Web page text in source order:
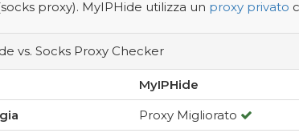
proxy). MyIPHide utilizza un proxy privato
vs. Socks Proxy Checker
MyIPHide
Proxy Migliorato